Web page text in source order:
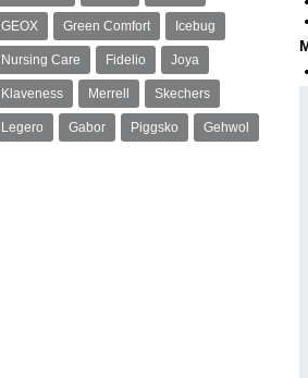
GEOX Green Comfort Icebug
Nursing Care Fidelio Joya
Klaveness Merrell Skechers
Legero Gabor Piggsko Gehwol